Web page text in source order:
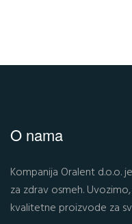
O nama
Kompanija Oralent d.o.o.
za zdrav osmeh.
kvalitetne proizvode za